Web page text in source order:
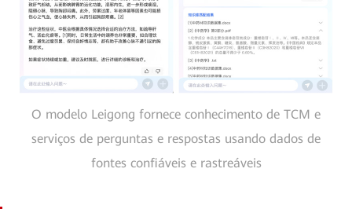
O modelo Leigong fornece conhecimento de TCM e
serviços de perguntas e respostas usando dados de
fontes confiáveis e rastreáveis